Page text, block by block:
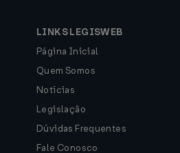
LINKS LEGISWEB
Página Inicial
Quem Somos
Notícias
Legislação
Dúvidas Frequentes
Fale Conosco